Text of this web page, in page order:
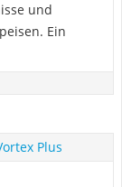
und
Ein
Plus